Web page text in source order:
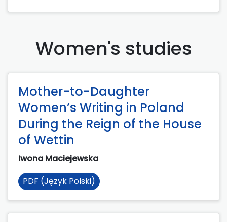
Women's studies
Mother-to-Daughter
Women’s Writing in Poland
During the Reign of the House
of Wettin
Iwona Maciejewska
PDF (Język Polski)